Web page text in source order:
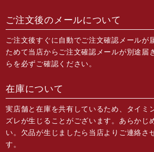
ご注文後のメールについて
ご注文後すぐに自動でご注文確認メールが
ためて当店からご注文確認メールが別途届
らを必ずご確認ください。
在庫について
実店舗と在庫を共有しているため、タイミ
ズレが生じることがございます。あらかじ
い。欠品が生じましたら当店よりご連絡さ
す。